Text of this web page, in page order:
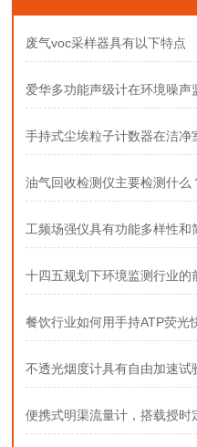
废气voc采样器具有以下特点
爱华多功能声级计在环境噪声
手持式尘埃粒子计数器在洁净
油气回收检测仪主要检测什么
工频场强仪具有功能多样性和
十四五规划下环境监测行业的
餐饮行业如何用手持ATP荧光
不透光烟度计具有自由加速试
便携式明渠流量计，搭载授时